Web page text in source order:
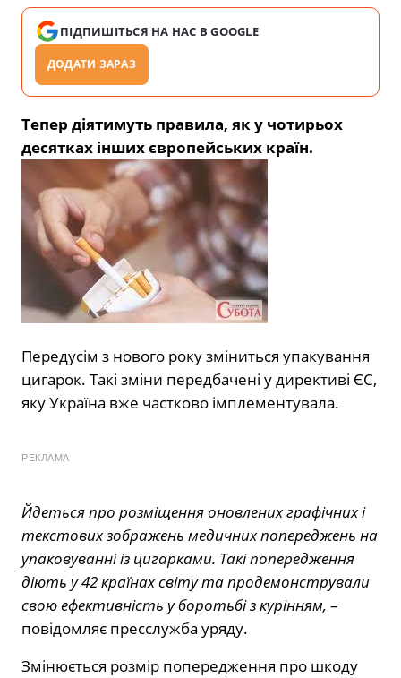
ПІДПИШІТЬСЯ НА НАС В GOOGLE
ДОДАТИ ЗАРАЗ
Тепер діятимуть правила, як у чотирьох
десятках інших європейських країн.
Передусім з нового року зміниться упакування
цигарок. Такі зміни передбачені у директиві ЄС,
яку Україна вже частково імплементувала.
РЕКЛАМА
Йдеться про розміщення оновлених графічних і
текстових зображень медичних попереджень на
упаковуванні із цигарками. Такі попередження
діють у 42 країнах світу та продемонстрували
свою ефективність у боротьбі з курінням, –
повідомляє пресслужба уряду.
Змінюється розмір попередження про шкоду